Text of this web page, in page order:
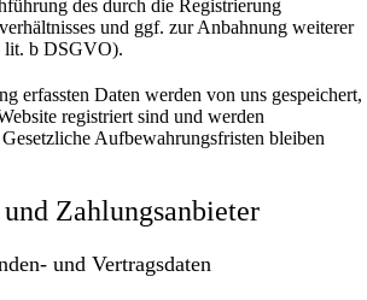
des durch die Registrierung
und ggf. zur Anbahnung weiterer
lit. b DSGVO).
erfassten Daten werden von uns gespeichert,
registriert sind und werden
Gesetzliche Aufbewahrungsfristen bleiben
Zahlungs­anbieter
und Vertragsdaten